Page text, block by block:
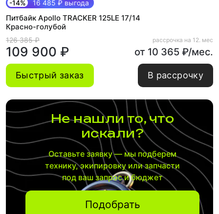
-14% 16 485 ₽ выгода
Питбайк Apollo TRACKER 125LE 17/14
Красно-голубой
126 385 ₽
109 900 ₽
рассрочка на 12. мес
от 10 365 ₽/мес.
Быстрый заказ В рассрочку
Не нашли то, что
искали?
Оставьте заявку — мы подберем
технику, экипировку или запчасти
под ваш запрос и бюджет
Подобрать